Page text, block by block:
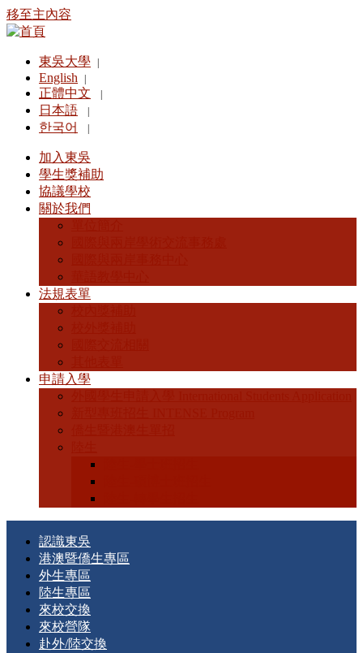
移至主內容
東吳大學
English
正體中文
日本語
한국어
加入東吳
學生獎補助
協議學校
關於我們
法規表單
申請入學
認識東吳
港澳暨僑生專區
外生專區
陸生專區
來校交換
來校營隊
赴外/陸交換